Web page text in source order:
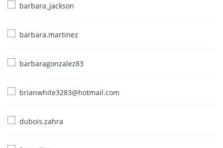
barbara_jackson
barbara.martinez
barbaragonzalez83
brianwhite3283@hotmail.com
dubois.zahra